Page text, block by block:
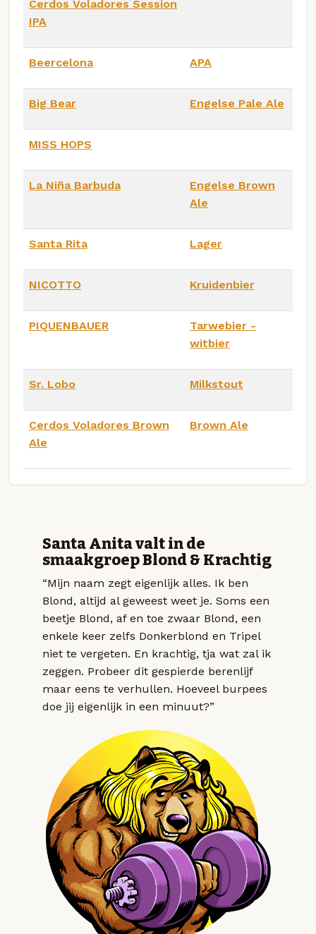
Cerdos Voladores Session
IPA
Beercelona APA
Big Bear Engelse Pale Ale
MISS HOPS
La Niña Barbuda
Engelse Brown
Ale
Santa Rita Lager
NICOTTO Kruidenbier
PIQUENBAUER
Tarwebier -
witbier
Sr. Lobo Milkstout
Cerdos Voladores Brown
Ale
Brown Ale
Santa Anita valt in de
smaakgroep Blond & Krachtig
“Mijn naam zegt eigenlijk alles. Ik ben
Blond, altijd al geweest weet je. Soms een
beetje Blond, af en toe zwaar Blond, een
enkele keer zelfs Donkerblond en Tripel
niet te vergeten. En krachtig, tja wat zal ik
zeggen. Probeer dit gespierde berenlijf
maar eens te verhullen. Hoeveel burpees
doe jij eigenlijk in een minuut?”